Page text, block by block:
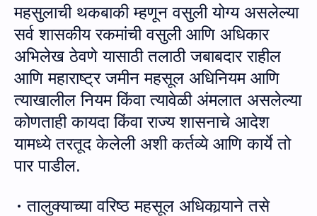
महसुलाची थकबाकी म्हणून वसुली योग्य असलेल्या
सर्वशासकीयरकमांची वसुली आणि अधिकार
अभिलेख ठेवणे यासाठी तलाठी जबाबदार राहील
आणि महाराष्ट्र जमीन महसूल अधिनियम आणि
त्याखालील नियम किंवा त्यावेळी अंमलात असलेल्या
कोणताही कायदा किंवा राज्य शासनाचे आदेश
यामध्ये तरतूद केलेली अशी कर्तव्ये आणि कार्ये तो
पार पाडील.
· तालुक्याच्या वरिष्ठ महसूल अधिकार्‍यानेतसे